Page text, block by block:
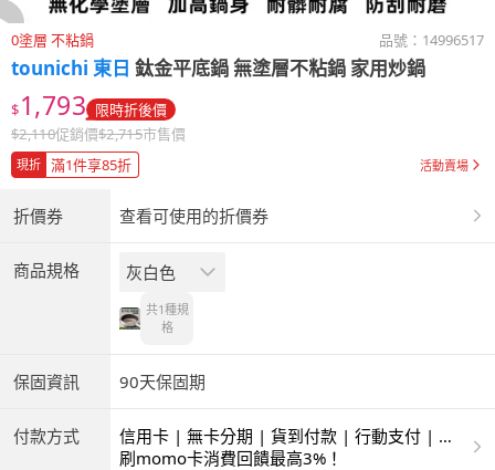
0塗層 不粘鍋 品號： 14996517
tounichi 東日 鈦金平底鍋 無塗層不粘鍋 家用炒鍋
$1,793 限時折後價
$2,110促銷價$2,715市售價
現折 滿1件享85折 活動賣場
折價券 查看可使用的折價券
商品規格 灰白色
共1種規
格
保固資訊 90天保固期
付款方式
信用卡 | 無卡分期 | 貨到付款 | 行動支付 | 超
商付款 | ATM | 銀聯卡
刷momo卡消費回饋最高3%！